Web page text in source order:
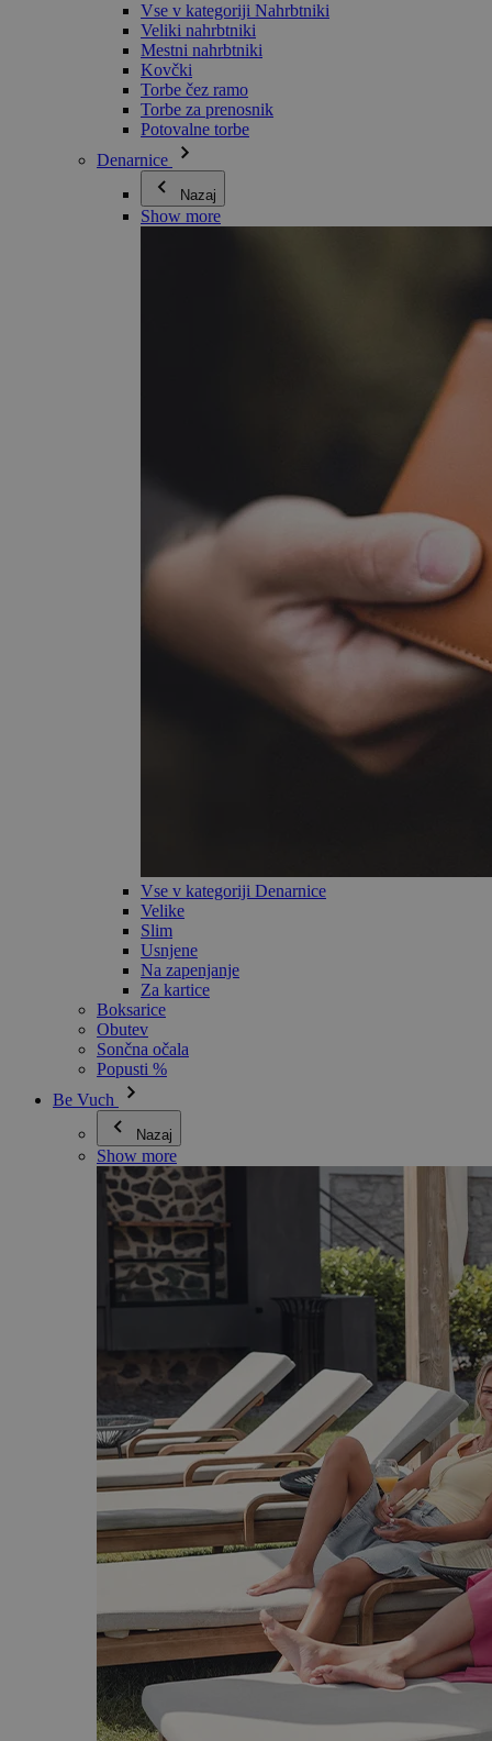
Vse v kategoriji Nahrbtniki
Veliki nahrbtniki
Mestni nahrbtniki
Kovčki
Torbe čez ramo
Torbe za prenosnik
Potovalne torbe
Denarnice
Nazaj
Show more
Vse v kategoriji Denarnice
Velike
Slim
Usnjene
Na zapenjanje
Za kartice
Boksarice
Obutev
Sončna očala
Popusti %
Be Vuch
Nazaj
Show more